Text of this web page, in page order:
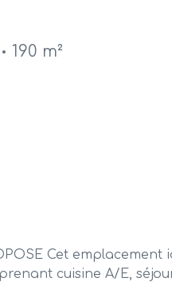
190 m²
Cet
cuisine A/E,